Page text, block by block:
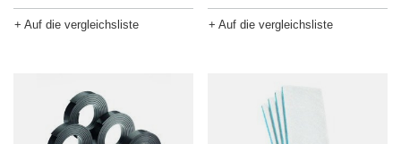
+ Auf die vergleichsliste + Auf die vergleichsliste